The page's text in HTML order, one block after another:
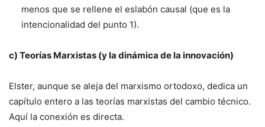
menos que se rellene el eslabón causal (que es la
intencionalidad del punto 1).
c) Teorías Marxistas (y la dinámica de la innovación)
Elster, aunque se aleja del marxismo ortodoxo, dedica un
capítulo entero a las teorías marxistas del cambio técnico.
Aquí la conexión es directa.